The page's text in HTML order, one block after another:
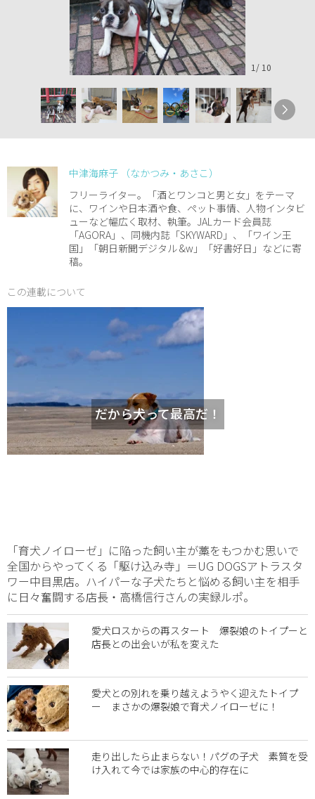
1 / 10
中津海麻子 （なかつみ・あさこ）
フリーライター。「酒とワンコと男と女」をテーマ
に、ワインや日本酒や食、ペット事情、人物インタビ
ューなど幅広く取材、執筆。JALカード会員誌
「AGORA」、同機内誌「SKYWARD」、「ワイン王
国」「朝日新聞デジタル &w」「好書好日」などに寄
稿。
この連載について
だから犬って最高だ！
「育犬ノイローゼ」に陥った飼い主が藁をもつかむ思いで
全国からやってくる「駆け込み寺」＝UG DOGSアトラスタ
ワー中目黒店。ハイパーな子犬たちと悩める飼い主を相手
に日々奮闘する店長・高橋信行さんの実録ルポ。
愛犬ロスからの再スタート 爆裂娘のトイプーと
店長との出会いが私を変えた
愛犬との別れを乗り越えようやく迎えたトイプ
ー まさかの爆裂娘で育犬ノイローゼに！
走り出したら止まらない！パグの子犬 素質を受
け入れて今では家族の中心的存在に